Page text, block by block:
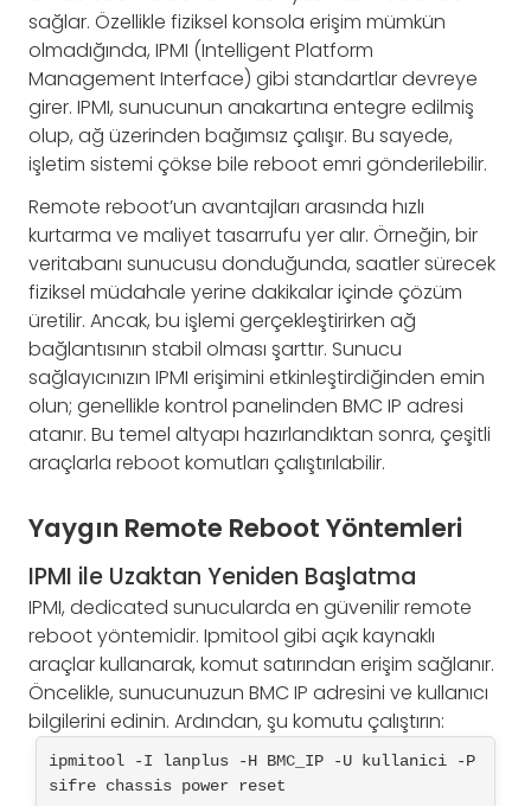
sağlar. Özellikle fiziksel konsola erişim mümkün
olmadığında, IPMI (Intelligent Platform
Management Interface) gibi standartlar devreye
girer. IPMI, sunucunun anakartına entegre edilmiş
olup, ağ üzerinden bağımsız çalışır. Bu sayede,
işletim sistemi çökse bile reboot emri gönderilebilir.
Remote reboot’un avantajları arasında hızlı
kurtarma ve maliyet tasarrufu yer alır. Örneğin, bir
veritabanı sunucusu donduğunda, saatler sürecek
fiziksel müdahale yerine dakikalar içinde çözüm
üretilir. Ancak, bu işlemi gerçekleştirirken ağ
bağlantısının stabil olması şarttır. Sunucu
sağlayıcınızın IPMI erişimini etkinleştirdiğinden emin
olun; genellikle kontrol panelinden BMC IP adresi
atanır. Bu temel altyapı hazırlandıktan sonra, çeşitli
araçlarla reboot komutları çalıştırılabilir.
Yaygın Remote Reboot Yöntemleri
IPMI ile Uzaktan Yeniden Başlatma
IPMI, dedicated sunucularda en güvenilir remote
reboot yöntemidir. Ipmitool gibi açık kaynaklı
araçlar kullanarak, komut satırından erişim sağlanır.
Öncelikle, sunucunuzun BMC IP adresini ve kullanıcı
bilgilerini edinin. Ardından, şu komutu çalıştırın:
ipmitool -I lanplus -H BMC_IP -U kullanici -P
sifre chassis power reset